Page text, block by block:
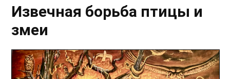
Извечная борьба птицы и
змеи